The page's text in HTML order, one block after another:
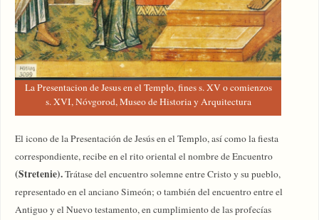
La Presentacion de Jesus en el Templo, fines s. XV o comienzos
s. XVI, Nóvgorod, Museo de Historia y Arquitectura
El icono de la Presentación de Jesús en el Templo, así como la fiesta
correspondiente, recibe en el rito oriental el nombre de Encuentro
(Stretenie).Trátase del encuentro solemne entre Cristo y su pueblo,
representado en el anciano Simeón; o también del encuentro entre el
Antiguo y el Nuevo testamento, en cumplimiento de las profecías